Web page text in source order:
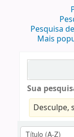
Pesquisa
Mais
Sua
Desculpe,